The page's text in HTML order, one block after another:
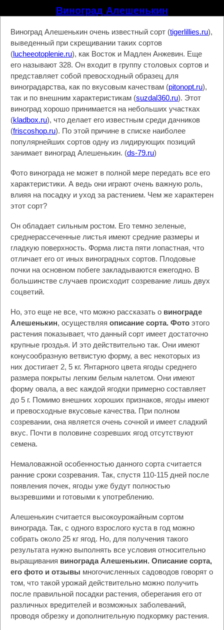
Виноград Алешенькин
Виноград Алешенькин очень известный сорт (tigerlillies.ru),
выведенный при скрещивании таких сортов
(lucheeotoplenie.ru), как Восток и Мадлен Анжевин. Еще
его называют 328. Он входит в группу столовых сортов и
представляет собой превосходный образец для
виноградарства, как по вкусовым качествам (pitonopt.ru),
так и по внешним характеристикам (suzdal360.ru). Этот
виноград хорошо принимается на небольших участках
(kladbox.ru), что делает его известным среди дачников
(friscoshop.ru). По этой причине в списке наиболее
популярнейших сортов одну из лидирующих позиций
занимает виноград Алешенькин. (ds-79.ru)
Фото винограда не может в полной мере передать все его
характеристики. А ведь они играют очень важную роль,
влияя на посадку и уход за растением. Чем же характерен
этот сорт?
Он обладает сильным ростом. Его темно зеленые,
среднерассеченные листья имеют средние размеры и
гладкую поверхность. Форма листа пяти лопастная, что
отличает его от иных виноградных сортов. Плодовые
почки на основном побеге закладываются ежегодно. В
большинстве случаев происходит созревание лишь двух
соцветий.
Но, это еще не все, что можно рассказать о винограде
Алешенькин, осуществляя описание сорта. Фото этого
растения показывает, что данный сорт имеет достаточно
крупные гроздья. И это действительно так. Они имеют
конусообразную ветвистую форму, а вес некоторых из
них достигает 2, 5 кг. Янтарного цвета ягоды среднего
размера покрыты легким белым налетом. Они имеют
форму овала, а вес каждой ягодки примерно составляет
до 5 г. Помимо внешних хороших признаков, ягоды имеют
и превосходные вкусовые качества. При полном
созревании, она является очень сочной и имеет сладкий
вкус. Почти в половине созревших ягод отсутствуют
семена.
Немаловажной особенностью данного сорта считается
ранние сроки созревания. Так, спустя 110-115 дней после
появления почек, ягоды уже будут полностью
вызревшими и готовыми к употреблению.
Алешенькин считается высокоурожайным сортом
винограда. Так, с одного взрослого куста в год можно
собрать около 25 кг ягод. Но, для получения такого
результата нужно выполнять все условия относительно
выращивания винограда Алешенькин. Описание сорта,
его фото и отзывы многочисленных садоводов говорят о
том, что такой урожай действительно можно получить
после правильной посадки растения, оберегания его от
различных вредителей и возможных заболеваний,
проводя обрезку и дополнительную подкормку растения.